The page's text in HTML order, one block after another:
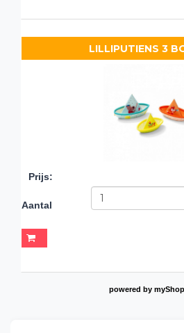
LILLIPUTIENS 3
Prijs:
Aantal
powered by